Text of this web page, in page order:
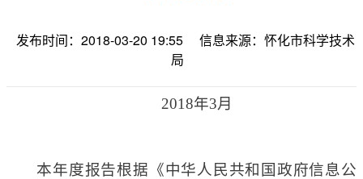
发布时间：2018-03-20 19:55
信息来源：怀化市科学技术
局
2018年3月
本年度报告根据《中华人民共和国政府信息公